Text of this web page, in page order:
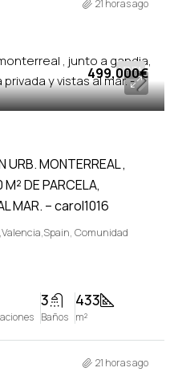
21 horas ago
VENTA
URB. MONTERREAL ,
DE PARCELA,
MAR. – carol1016
499,000€
Comunidad
3
Baños
433
m²
21 horas ago